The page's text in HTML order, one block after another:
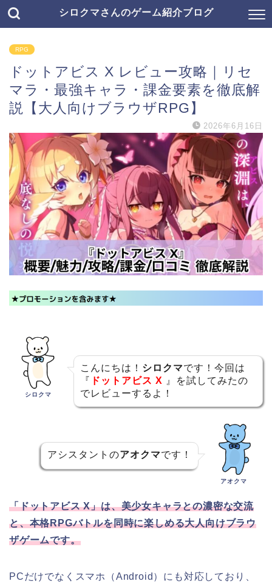
シロクマさんのゲーム紹介ブログ
RPG
ドットアビス X レビュー攻略｜リセ
マラ・最強キャラ・課金要素を徹底解
説【大人向けブラウザRPG】
2026年6月16日
シロクマ
こんにちは！ シロクマです！今回は
『 ドットアビス X
』を試してみたの
でレビューするよ！
アシスタントのアオクマです！
アオクマ
「ドットアビス X」は、美少女キャラとの濃密な交流
と、本格RPGバトルを同時に楽しめる大人向けブラウ
ザゲームです。
PCだけでなくスマホ（Android）にも対応しており、